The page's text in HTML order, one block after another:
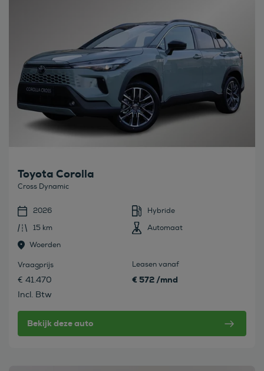
Toyota Corolla
Cross Dynamic
2026
Hybride
15 km
Automaat
Woerden
Vraagprijs
€ 41.470
Incl. Btw
Leasen vanaf
€ 572 /mnd
Bekijk deze auto